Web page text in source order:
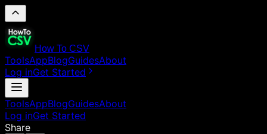
How To CSV
ToolsAppBlogGuidesAbout
Log inGet Started
ToolsAppBlogGuidesAbout
Log inGet Started
Share